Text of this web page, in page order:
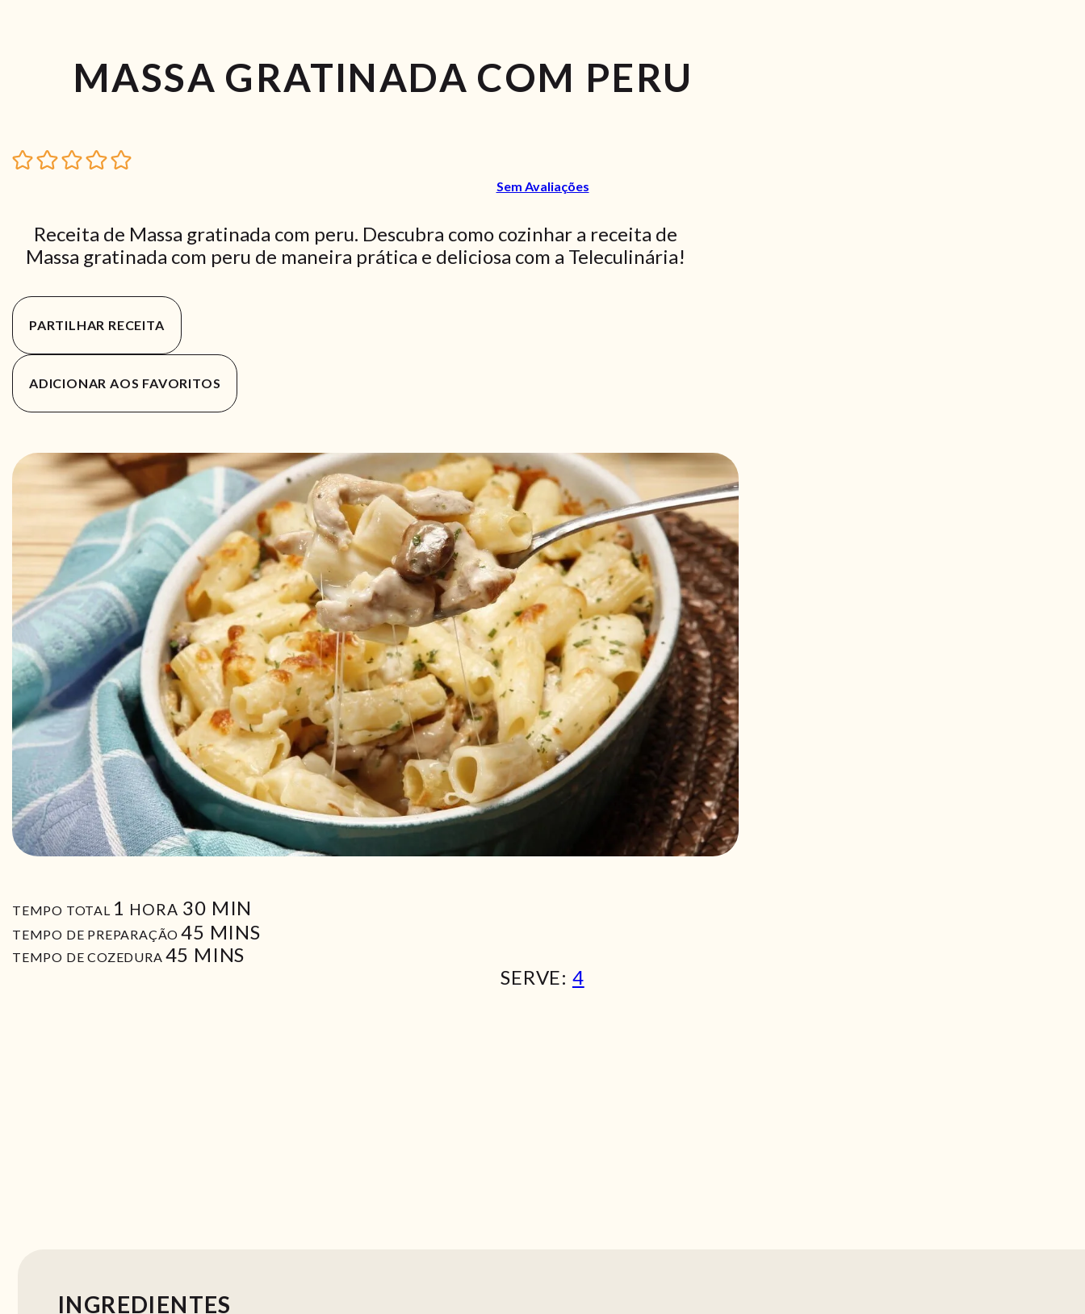
MASSA GRATINADA COM PERU
Sem Avaliações
Receita de Massa gratinada com peru. Descubra como cozinhar a receita de
Massa gratinada com peru de maneira prática e deliciosa com a Teleculinária!
PARTILHAR RECEITA
ADICIONAR AOS FAVORITOS
TEMPO TOTAL 1 HORA
HORA 30 MIN
MIN
TEMPO DE PREPARAÇÃO 45 MIN
MINS
TEMPO DE COZEDURA 45 MIN
MINS
SERVE: 4
INGREDIENTES